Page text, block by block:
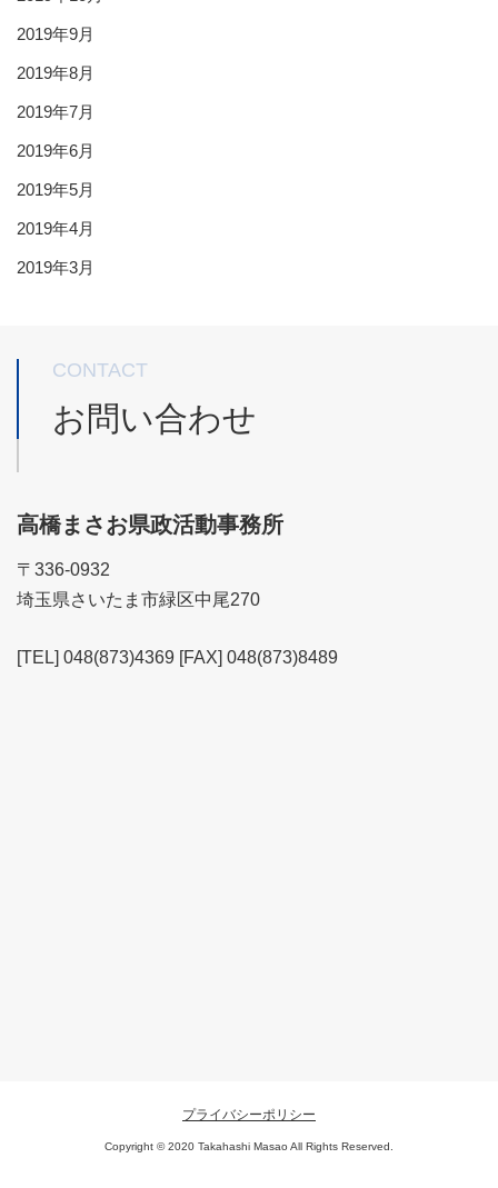
2019年9月
2019年8月
2019年7月
2019年6月
2019年5月
2019年4月
2019年3月
CONTACT
お問い合わせ
高橋まさお県政活動事務所
〒336-0932
埼玉県さいたま市緑区中尾270
[TEL] 048(873)4369 [FAX] 048(873)8489
プライバシーポリシー
Copyright © 2020 Takahashi Masao All Rights Reserved.